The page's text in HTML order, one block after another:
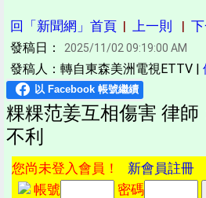
回「新聞網」首頁 | 上一則 |
發稿日： 2025/11/02 09:19:00 AM
發稿人：轉自東森美洲電視ETTV |
粿粿范姜互相傷害 律師
不利
您尚未登入會員！ 新會員註冊
帳號
密碼